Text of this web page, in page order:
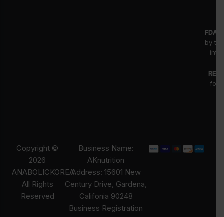
FDA
by
for
Copyright ©
2026
ANABOLICKOREA
All Rights
Reserved
Business Name:
AKnutrition
Address: 15601 New
Century Drive, Gardena,
Califonia 90248
Business Registration